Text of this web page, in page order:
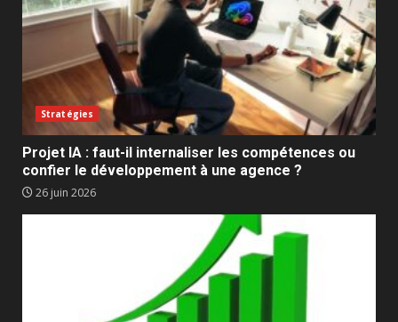
Stratégies
Projet IA : faut-il internaliser les compétences ou
confier le développement à une agence ?
26 juin 2026